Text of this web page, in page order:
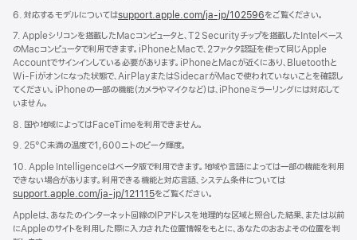
6. 対応するモデルについてはsupport.apple.com/ja-jp/102596をご覧ください。
7. Appleシリコンを搭載したMacコンピュータと、T2 Securityチップを搭載したIntelベース
のMacコンピュータで利用できます。iPhoneとMacで、2ファクタ認証を使って同じApple
Accountでサインインしている必要があります。iPhoneとMacが近くにあり、Bluetoothと
Wi-Fiがオンになった状態で、AirPlayまたはSidecarがMacで使われていないことを確認し
てください。iPhoneの一部の機能（カメラやマイクなど）は、iPhoneミラーリングには対応して
いません。
8. 国や地域によってはFaceTimeを利用できません。
9. 25°C未満の温度で1,600ニトのピーク輝度。
10. Apple Intelligenceはベータ版で利用できます。地域や言語によっては一部の機能を利用
できない場合があります。利用できる機能と対応言語、システム条件については
support.apple.com/ja-jp/121115をご覧ください。
Appleは、あなたのインターネット回線のIPアドレスを地理的な区域と照合した結果、または以前
にAppleのサイトを利用した際に入力された位置情報をもとに、あなたのおおよその位置を判